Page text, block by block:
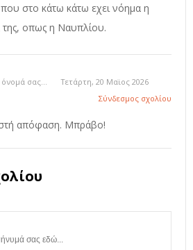
στο κάτω κάτω εχει νόημα η
της, οπως η Ναυπλίου.
όνομά σας...
Τετάρτη, 20 Μαϊος 2026
Σύνδεσμος σχολίου
απόφαση. Μπράβο!